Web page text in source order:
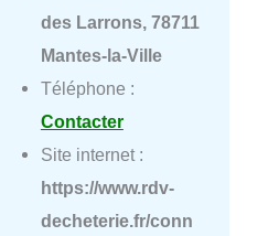
des Larrons, 78711
Mantes-la-Ville
Téléphone :
Contacter
Site internet :
https://www.rdv-
decheterie.fr/conn